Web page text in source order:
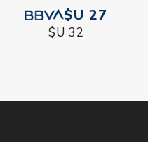
$U 27
$U 32